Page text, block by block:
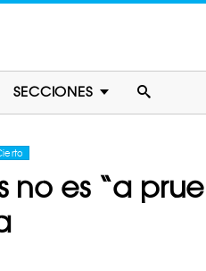
SECCIONES
no es “a